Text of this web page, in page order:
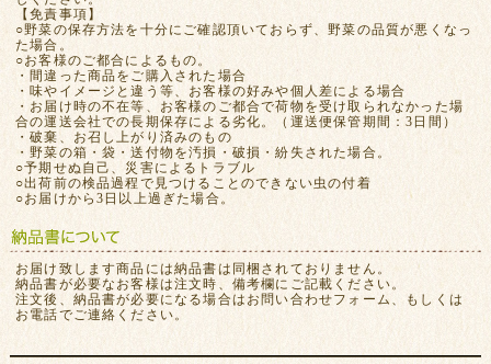
【免責事項】
○野菜の保存方法を十分にご確認頂いておらず、野菜の品質が悪くなっ
た場合。
○お客様のご都合によるもの。
・間違った商品をご購入された場合
・味やイメージと違う等、お客様の好みや個人差による場合
・お届け時の不在等、お客様のご都合で荷物を受け取られなかった場
合の運送会社での長期保存による劣化。（運送便保管期間：3日間）
・破棄、お召し上がり済みのもの
・野菜の箱・袋・送付物を汚損・破損・紛失された場合。
○予期せぬ自己、災害によるトラブル
○出荷前の検品過程で見つけることのできない虫の付着
○お届けから3日以上過ぎた場合。
お届け致します商品には納品書は同梱されておりません。
納品書が必要なお客様は注文時、備考欄にご記載ください。
注文後、納品書が必要になる場合はお問い合わせフォーム、もしくは
お電話でご連絡ください。